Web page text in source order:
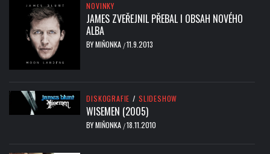
NOVINKY
JAMES ZVEŘEJNIL PŘEBAL I OBSAH NOVÉHO
ALBA
BYMIŇONKA /11.9.2013
DISKOGRAFIE / SLIDESHOW
WISEMEN (2005)
BYMIŇONKA /18.11.2010